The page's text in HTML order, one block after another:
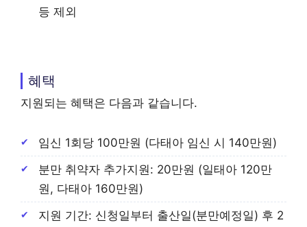
등 제외
혜택
지원되는 혜택은 다음과 같습니다.
임신 1회당 100만원 (다태아 임신 시 140만원)
분만 취약자 추가지원: 20만원 (일태아 120만
원, 다태아 160만원)
지원 기간: 신청일부터 출산일(분만예정일) 후 2